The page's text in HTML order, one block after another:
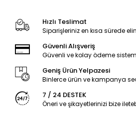
Hızlı Teslimat
Siparişleriniz en kısa sürede
Güvenli Alışveriş
Güvenli ve kolay ödeme
Geniş Ürün Yelpazesi
Binlerce ürün ve kampanya
7 / 24 DESTEK
Öneri ve şikayetlerinizi bize